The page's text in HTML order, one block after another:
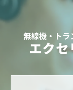
無線機・ト
エク